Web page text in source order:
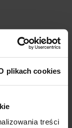
plikach cookies
treści